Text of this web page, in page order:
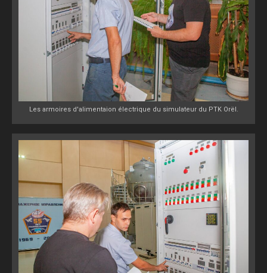
Les armoires d'alimentaion électrique du simulateur du PTK Orël.